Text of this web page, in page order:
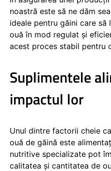
noastră este să ne dăm
ideale pentru găini care să
ouă în mod regulat și
acest proces stabil pentru
Suplimentele
impactul lor
Unul dintre factorii cheie
ouă de găină este
nutritive specializate pot
calitatea și cantitatea de